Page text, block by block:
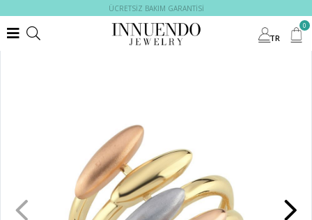
ÜCRETSİZ BAKIM GARANTİSİ
TR
0